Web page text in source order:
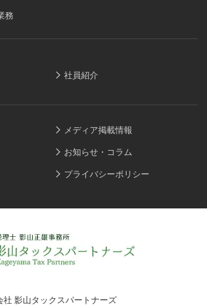
務
社員紹介
メディア掲載情報
お知らせ・コラム
プライバシーポリシー
社 影山タックスパートナーズ